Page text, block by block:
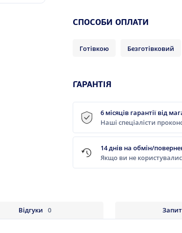
СПОСОБИ ОПЛАТИ
Готівкою Безготівковий
ГАРАНТІЯ
6 місяців гарантії від
Наші спеціалісти
14 днів на обмін/
Якщо ви не
Відгуки 0